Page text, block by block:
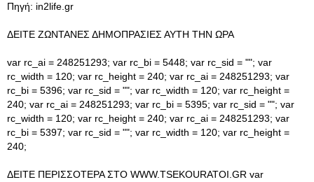
Πηγή: in2life.gr
ΔΕΙΤΕ ΖΩΝΤΑΝΕΣ ΔΗΜΟΠΡΑΣΙΕΣ ΑΥΤΗ ΤΗΝ ΩΡΑ
var rc_ai = 248251293; var rc_bi = 5448; var rc_sid = ""; var
rc_width = 120; var rc_height = 240; var rc_ai = 248251293; var
rc_bi = 5396; var rc_sid = ""; var rc_width = 120; var rc_height =
240; var rc_ai = 248251293; var rc_bi = 5395; var rc_sid = ""; var
rc_width = 120; var rc_height = 240; var rc_ai = 248251293; var
rc_bi = 5397; var rc_sid = ""; var rc_width = 120; var rc_height =
240;
ΔΕΙΤΕ ΠΕΡΙΣΣΟΤΕΡΑ ΣΤΟ WWW.TSEKOURATOI.GR var